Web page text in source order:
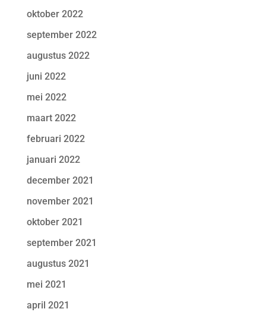
oktober 2022
september 2022
augustus 2022
juni 2022
mei 2022
maart 2022
februari 2022
januari 2022
december 2021
november 2021
oktober 2021
september 2021
augustus 2021
mei 2021
april 2021